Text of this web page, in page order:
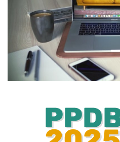
Internasional
Al-Qur'an Online
Lifestyle
Olahraga
Catatan Tarbiyah
Kesehatan